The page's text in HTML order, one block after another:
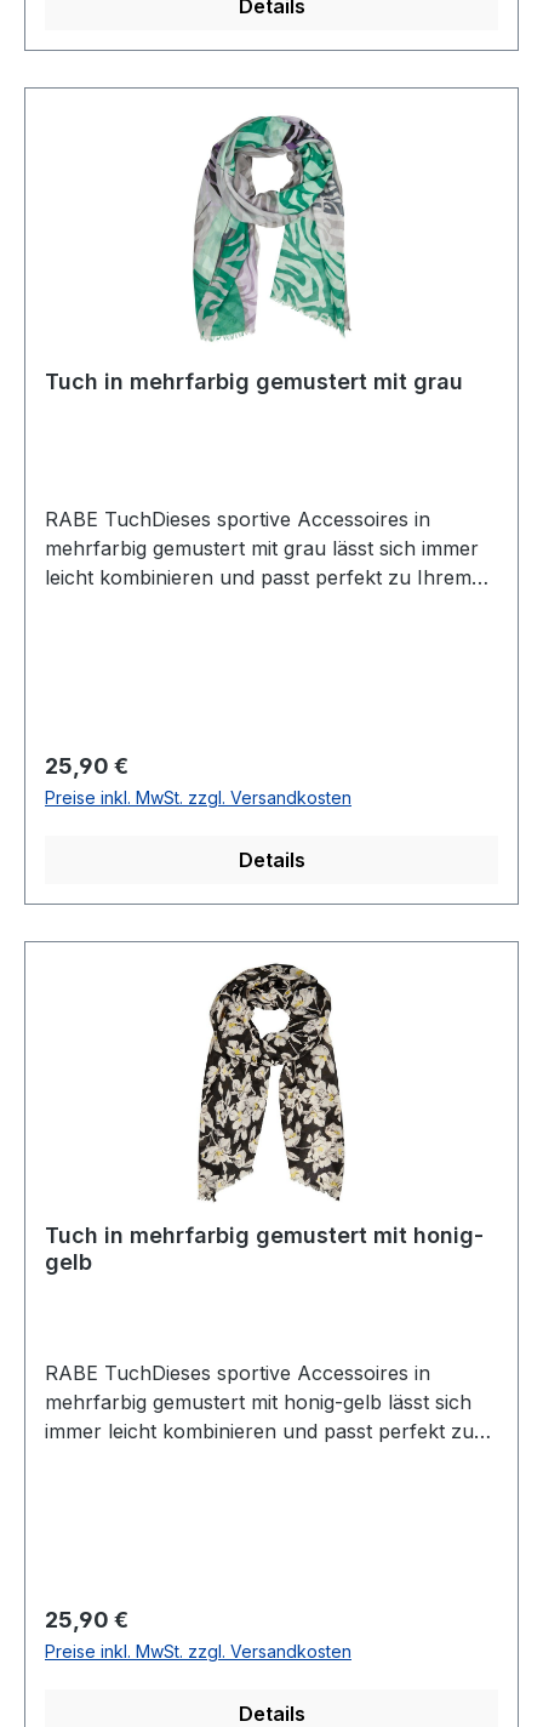
Details
Tuch in mehrfarbig gemustert mit grau
RABE TuchDieses sportive Accessoires in
mehrfarbig gemustert mit grau lässt sich immer
leicht kombinieren und passt perfekt zu Ihrem
Regulärer Preis:
25,90 €
Preise inkl. MwSt. zzgl. Versandkosten
Details
Tuch in mehrfarbig gemustert mit honig-
gelb
RABE TuchDieses sportive Accessoires in
mehrfarbig gemustert mit honig-gelb lässt sich
immer leicht kombinieren und passt perfekt zu
Regulärer Preis:
25,90 €
Preise inkl. MwSt. zzgl. Versandkosten
Details